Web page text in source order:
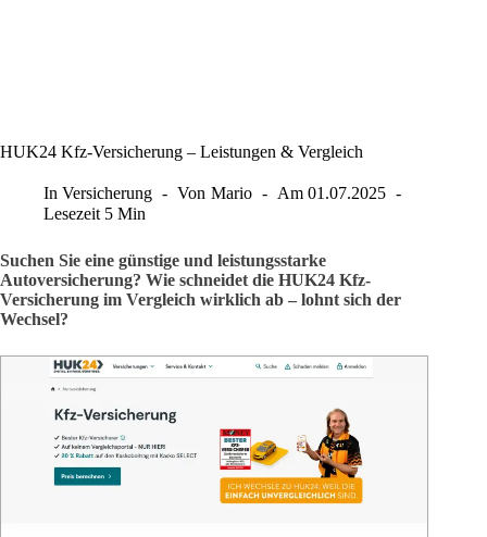
HUK24 Kfz-Versicherung – Leistungen & Vergleich
In Versicherung Von Mario Am 01.07.2025
Lesezeit 5 Min
Suchen Sie eine günstige und leistungsstarke
Autoversicherung? Wie schneidet die HUK24 Kfz-
Versicherung im Vergleich wirklich ab – lohnt sich der
Wechsel?